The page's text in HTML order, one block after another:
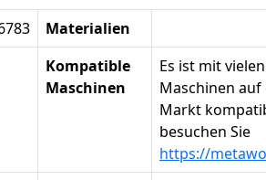
Materialien
Kompatible
Maschinen
Es ist mit vielen
Maschinen auf
Markt
besuchen Sie
https://